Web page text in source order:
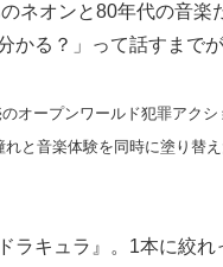
ネオンと80年代の音
る？」って話すまで
オープンワールド犯罪アク
と音楽体験を同時に塗り替え
ラキュラ』。1本に絞